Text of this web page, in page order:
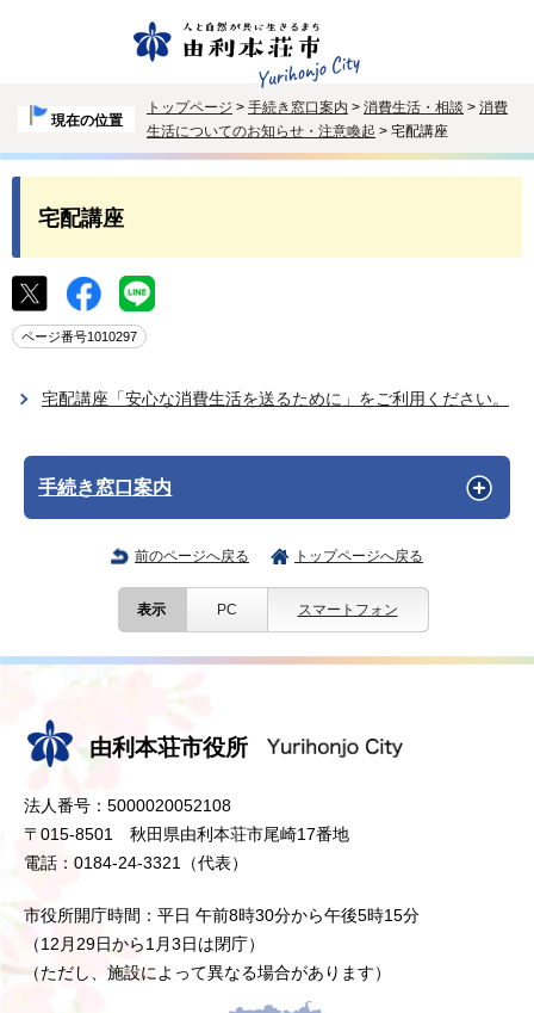
現在の位置
トップページ > 手続き窓口案内 > 消費生活・相談 > 消費
生活についてのお知らせ・注意喚起 > 宅配講座
宅配講座
ページ番号1010297
宅配講座「安心な消費生活を送るために」をご利用ください。
手続き窓口案内
前のページへ戻る トップページへ戻る
表示 PC スマートフォン
由利本荘市役所
法人番号：5000020052108
〒015-8501 秋田県由利本荘市尾崎17番地
電話：0184-24-3321（代表）
市役所開庁時間：平日 午前8時30分から午後5時15分
（12月29日から1月3日は閉庁）
（ただし、施設によって異なる場合があります）